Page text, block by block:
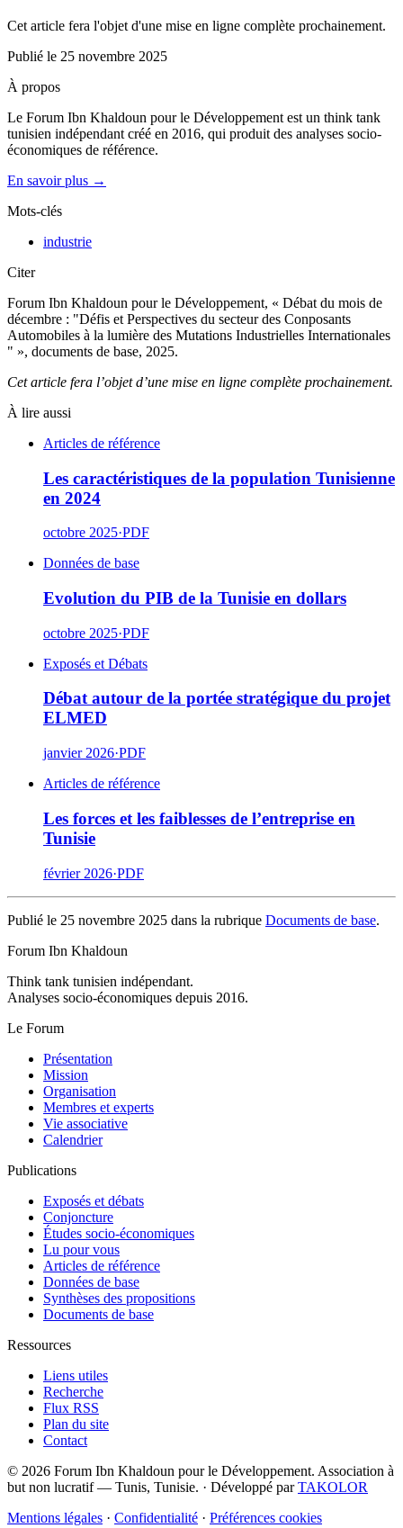
Cet article fera l'objet d'une mise en ligne complète prochainement.
Publié le 25 novembre 2025
À propos
Le Forum Ibn Khaldoun pour le Développement est un think tank
tunisien indépendant créé en 2016, qui produit des analyses socio-
économiques de référence.
En savoir plus →
Mots-clés
industrie
Citer
Forum Ibn Khaldoun pour le Développement, « Débat du mois de
décembre : "Défis et Perspectives du secteur des Conposants
Automobiles à la lumière des Mutations Industrielles Internationales
" », documents de base, 2025.
Cet article fera l’objet d’une mise en ligne complète prochainement.
À lire aussi
Articles de référence
Les caractéristiques de la population Tunisienne
en 2024
octobre 2025·PDF
Données de base
Evolution du PIB de la Tunisie en dollars
octobre 2025·PDF
Exposés et Débats
Débat autour de la portée stratégique du projet
ELMED
janvier 2026·PDF
Articles de référence
Les forces et les faiblesses de l’entreprise en
Tunisie
février 2026·PDF
Publié le 25 novembre 2025 dans la rubrique Documents de base.
Forum Ibn Khaldoun
Think tank tunisien indépendant.
Analyses socio-économiques depuis 2016.
Le Forum
Présentation
Mission
Organisation
Membres et experts
Vie associative
Calendrier
Publications
Exposés et débats
Conjoncture
Études socio-économiques
Lu pour vous
Articles de référence
Données de base
Synthèses des propositions
Documents de base
Ressources
Liens utiles
Recherche
Flux RSS
Plan du site
Contact
© 2026 Forum Ibn Khaldoun pour le Développement. Association à
but non lucratif — Tunis, Tunisie. · Développé parTAKOLOR
Mentions légales · Confidentialité · Préférences cookies